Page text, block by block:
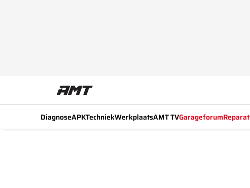
DiagnoseAPKTechniekWerkplaatsAMT TVGarageforum